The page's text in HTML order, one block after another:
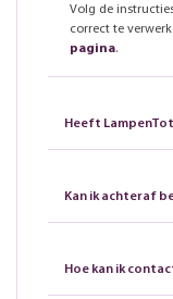
Volg de
correct te
pagina.
Heeft
Kan ik achteraf
Hoe kan ik